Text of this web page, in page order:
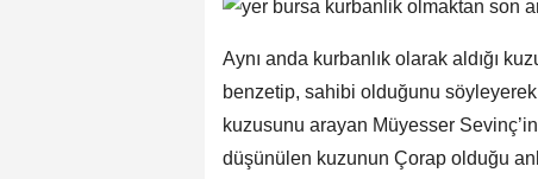
Aynı anda kurbanlık olarak aldığı
benzetip, sahibi olduğunu
kuzusunu arayan Müyesser
düşünülen kuzunun Çorap olduğu